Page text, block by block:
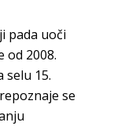
pada uoči
od 2008.
selu 15.
se